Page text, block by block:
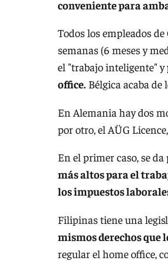
conveniente para
Todos los empleados
semanas (6 meses y
el "trabajo inteligente" y
office. Bélgica acaba
En Alemania hay dos
por otro, el AÜG
En el primer caso, se
más altos para el
los impuestos
Filipinas tiene una
mismos derechos que
regular el home office,